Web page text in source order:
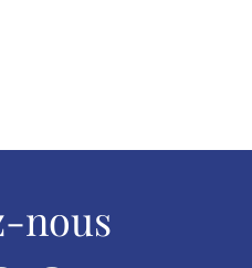
nous